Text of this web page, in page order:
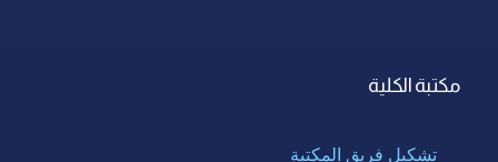
مكتبة الكلية
تشكيل فريق المكتبة